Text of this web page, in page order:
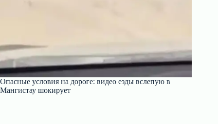
Опасные условия на дороге: видео езды вслепую в
Мангистау шокирует